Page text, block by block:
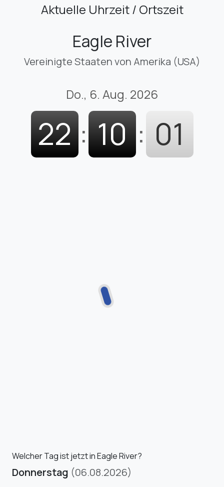
Aktuelle Uhrzeit / Ortszeit
Eagle River
Vereinigte Staaten von Amerika (USA)
Do., 6. Aug. 2026
22 : 10 : 01
Welcher Tag ist jetzt in Eagle River?
Donnerstag (06.08.2026)